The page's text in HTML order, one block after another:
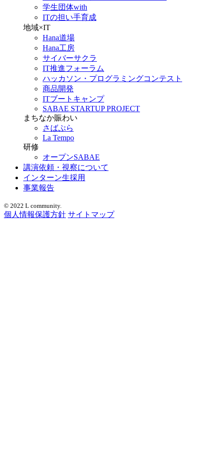
学生団体with
ITの担い手育成
地域×IT
Hana道場
Hana工房
サイバーサクラ
IT推進フォーラム
ハッカソン・プログラミングコンテスト
商品開発
ITブートキャンプ
SABAE STARTUP PROJECT
まちなか賑わい
さばぷら
La Tempo
研修
オープンSABAE
講演依頼・視察について
インターン生採用
事業報告
© 2022 L community.
個人情報保護方針 サイトマップ